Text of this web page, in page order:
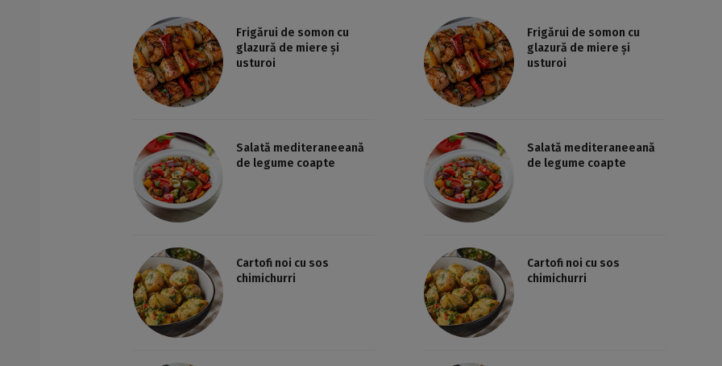
Frigărui de somon cu
glazură de miere și
usturoi
Salată mediteraneeană
de legume coapte
Cartofi noi cu sos
chimichurri
Frigărui de somon cu
glazură de miere și
usturoi
Salată mediteraneeană
de legume coapte
Cartofi noi cu sos
chimichurri